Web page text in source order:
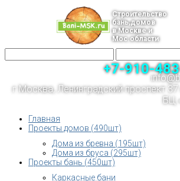
Строительство
бань,домов
в Москве и
Мос.области
+7-910-
г.Москва, Ленинградский проспект 37
БЦ
Главная
Проекты домов (490шт)
Дома из бревна (195шт)
Дома из бруса (295шт)
Проекты бань (450шт)
Каркасные бани